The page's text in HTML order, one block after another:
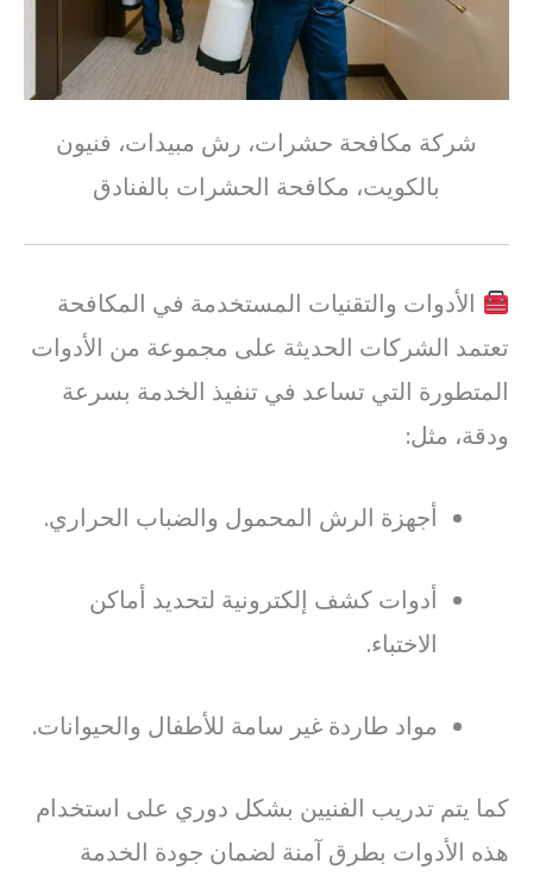
شركة مكافحة حشرات، رش مبيدات، فنيون
بالكويت، مكافحة الحشرات بالفنادق
الأدوات والتقنيات المستخدمة في المكافحة
تعتمد الشركات الحديثة على مجموعة من الأدوات
المتطورة التي تساعد في تنفيذ الخدمة بسرعة
ودقة، مثل:
أجهزة الرش المحمول والضباب الحراري.
أدوات كشف إلكترونية لتحديد أماكن
الاختباء.
مواد طاردة غير سامة للأطفال والحيوانات.
كما يتم تدريب الفنيين بشكل دوري على استخدام
هذه الأدوات بطرق آمنة لضمان جودة الخدمة